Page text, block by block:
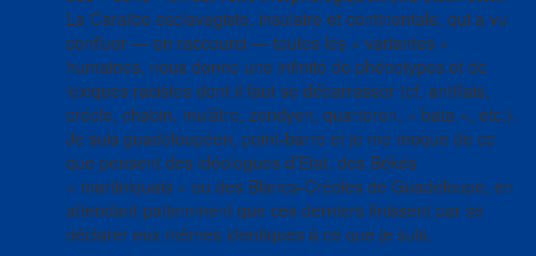
La Caraïbe esclavagiste, insulaire et continentale, qui a vu
confluer — en raccourci — toutes les « variantes »
humaines, nous donne une infinité de phénotypes et de
lexiques racistes dont il faut se débarrasser (cf. antillais,
créole, chabin, mulâtre, zendyen, quarteron, « bata », etc.).
Je suis guadeloupéen, point-barre et je me moque de ce
que pensent des idéologues d’Etat, des Békés
« martiniquais » ou des Blancs-Créoles de Guadeloupe, en
attendant patiemment que ces derniers finissent par se
déclarer eux mêmes identiques à ce que je suis.